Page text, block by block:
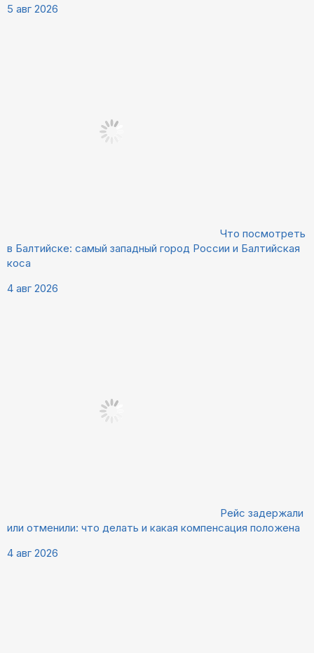
5 авг 2026
Что посмотреть
в Балтийске: самый западный город России и Балтийская
коса
4 авг 2026
Рейс задержали
или отменили: что делать и какая компенсация положена
4 авг 2026